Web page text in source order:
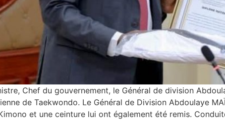
Chef du gouvernement, le Général de division
de Taekwondo. Le Général de Division Abdoulaye
et une ceinture lui ont également été remis.